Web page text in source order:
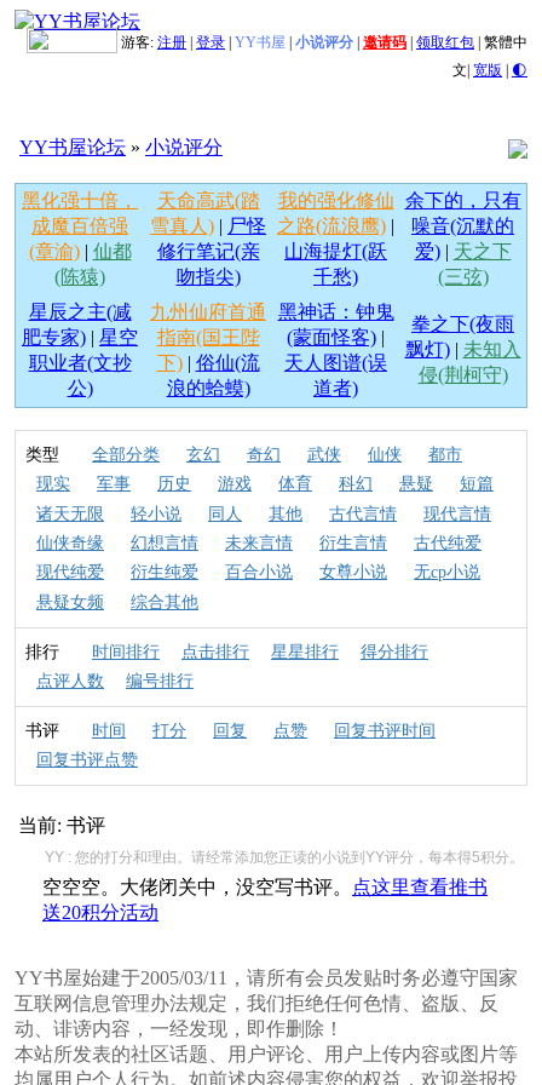
游客: 注册 登录 YY书屋 小说评分 邀请码 领取红包 繁體中
文| 宽版 | 🌓
YY书屋论坛 » 小说评分
黑化强十倍，
成魔百倍强
(章渝)| 仙都
(陈猿)
天命高武(踏
雪真人) | 尸怪
修行笔记(亲
吻指尖)
我的强化修仙
之路(流浪鹰) |
山海提灯(跃
千愁)
余下的，只有
噪音(沉默的
爱)| 天之下
(三弦)
星辰之主(减
肥专家) | 星空
职业者(文抄
公)
九州仙府首通
指南(国王陛
下)| 俗仙(流
浪的蛤蟆)
黑神话：钟鬼
(蒙面怪客) |
天人图谱(误
道者)
拳之下(夜雨
飘灯)| 未知入
侵(荆柯守)
类型 全部分类 玄幻 奇幻 武侠 仙侠
都市
现实
军事 历史 游戏 体育 科幻 悬疑
短篇
诸天无限
轻小说 同人 其他 古代言情
现代言情
仙侠奇缘
幻想言情 未来言情 衍生言情
古代纯爱
现代纯爱
衍生纯爱 百合小说 女尊小说
无cp小说
悬疑女频
综合其他
排行 时间排行 点击排行 星星排行
得分排行
点评人数
编号排行
书评 时间 打分 回复 点赞
回复书评时间
回复书评点赞
当前: 书评
YY : 您的打分和理由。请经常添加您正读的小说到YY评分，每本得5积分。
空空空。大佬闭关中，没空写书评。
点这里查看推书
送20积分活动
YY书屋始建于2005/03/11，请所有会员发贴时务必遵守国家
互联网信息管理办法规定，我们拒绝任何色情、盗版、反
动、诽谤内容，一经发现，即作删除！
本站所发表的社区话题、用户评论、用户上传内容或图片等
均属用户个人行为。如前述内容侵害您的权益，欢迎举报投